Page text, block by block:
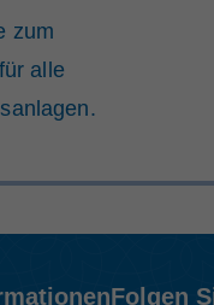
zum
alle
Folgen